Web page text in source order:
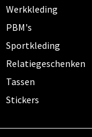
Werkkleding
PBM's
Sportkleding
Relatiegeschenken
Tassen
Stickers